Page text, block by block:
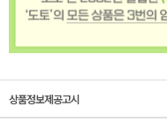
상품정보제공고시